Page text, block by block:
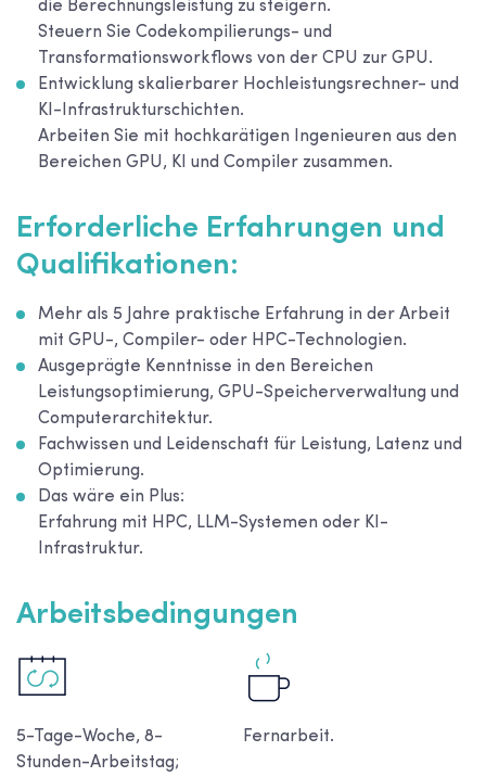
die Berechnungsleistung zu steigern.
Steuern Sie Codekompilierungs- und
Transformationsworkflows von der CPU zur GPU.
Entwicklung skalierbarer Hochleistungsrechner- und
KI-Infrastrukturschichten.
Arbeiten Sie mit hochkarätigen Ingenieuren aus den
Bereichen GPU, KI und Compiler zusammen.
Erforderliche Erfahrungen und
Qualifikationen:
Mehr als 5 Jahre praktische Erfahrung in der Arbeit
mit GPU-, Compiler- oder HPC-Technologien.
Ausgeprägte Kenntnisse in den Bereichen
Leistungsoptimierung, GPU-Speicherverwaltung und
Computerarchitektur.
Fachwissen und Leidenschaft für Leistung, Latenz und
Optimierung.
Das wäre ein Plus:
Erfahrung mit HPC, LLM-Systemen oder KI-
Infrastruktur.
Arbeitsbedingungen
5-Tage-Woche, 8-
Stunden-Arbeitstag;
Fernarbeit.